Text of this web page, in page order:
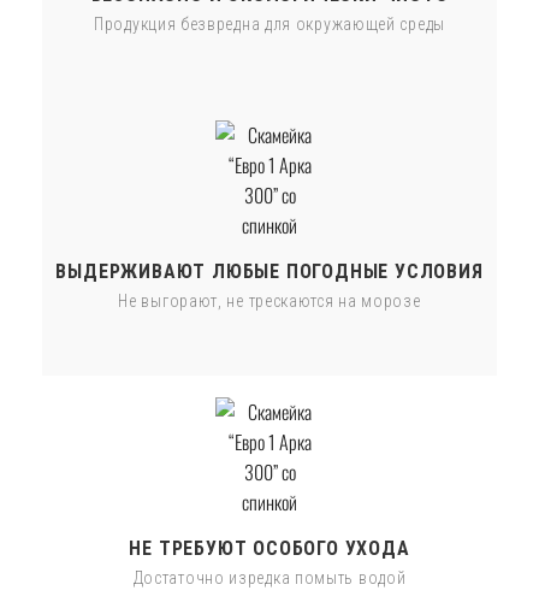
Продукция безвредна для окружающей среды
ВЫДЕРЖИВАЮТ ЛЮБЫЕ ПОГОДНЫЕ УСЛОВИЯ
Не выгорают, не трескаются на морозе
НЕ ТРЕБУЮТ ОСОБОГО УХОДА
Достаточно изредка помыть водой